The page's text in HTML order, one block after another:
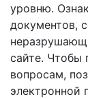
уровню.
документов,
сайте. Чтобы
вопросам,
электронной